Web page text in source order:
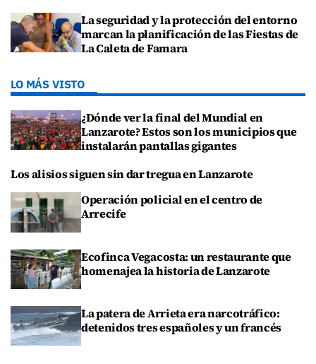
La seguridad y la protección del entorno
marcan la planificación de las Fiestas de
La Caleta de Famara
LO MÁS VISTO
¿Dónde ver la final del Mundial en
Lanzarote? Estos son los municipios que
instalarán pantallas gigantes
Los alisios siguen sin dar tregua en Lanzarote
Operación policial en el centro de
Arrecife
Ecofinca Vegacosta: un restaurante que
homenajea la historia de Lanzarote
La patera de Arrieta era narcotráfico:
detenidos tres españoles y un francés